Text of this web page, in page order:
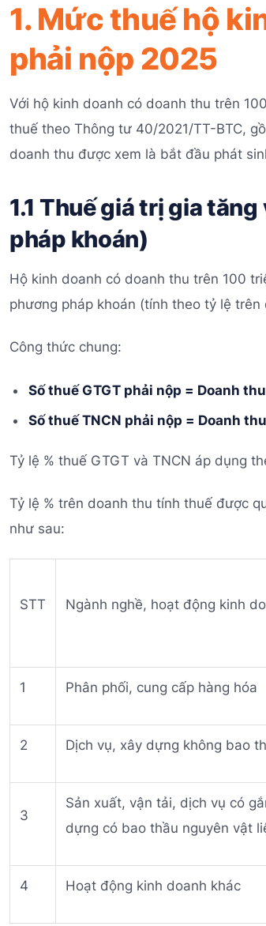
1. Mức thuế hộ
phải nộp 2025
Với hộ kinh doanh có doanh thu trên
thuế theo Thông tư 40/2021/TT-BTC,
doanh thu được xem là bắt đầu phát
1.1 Thuế giá trị gia
pháp khoán)
Hộ kinh doanh có doanh thu trên 100
phương pháp khoán (tính theo tỷ lệ trên
Công thức chung:
Số thuế GTGT phải nộp = Doanh
Số thuế TNCN phải nộp = Doanh
Tỷ lệ % thuế GTGT và TNCN áp dụng
Tỷ lệ % trên doanh thu tính thuế được
như sau:
STT Ngành nghề, hoạt động kinh
1 Phân phối, cung cấp hàng hóa
2 Dịch vụ, xây dựng không bao
3
Sản xuất, vận tải, dịch vụ có
dựng có bao thầu nguyên vật
4 Hoạt động kinh doanh khác